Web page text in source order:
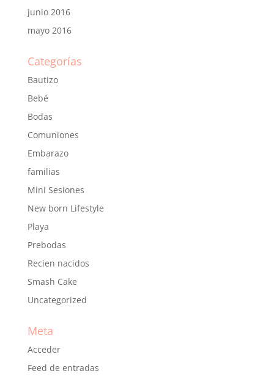
junio 2016
mayo 2016
Categorías
Bautizo
Bebé
Bodas
Comuniones
Embarazo
familias
Mini Sesiones
New born Lifestyle
Playa
Prebodas
Recien nacidos
Smash Cake
Uncategorized
Meta
Acceder
Feed de entradas